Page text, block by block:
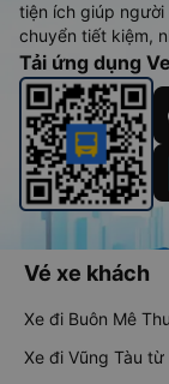
tiện ích giúp
chuyển tiết kiệm,
Tải ứng dụng
Vé xe khách
Xe đi Buôn Mê
Xe đi Vũng Tàu từ